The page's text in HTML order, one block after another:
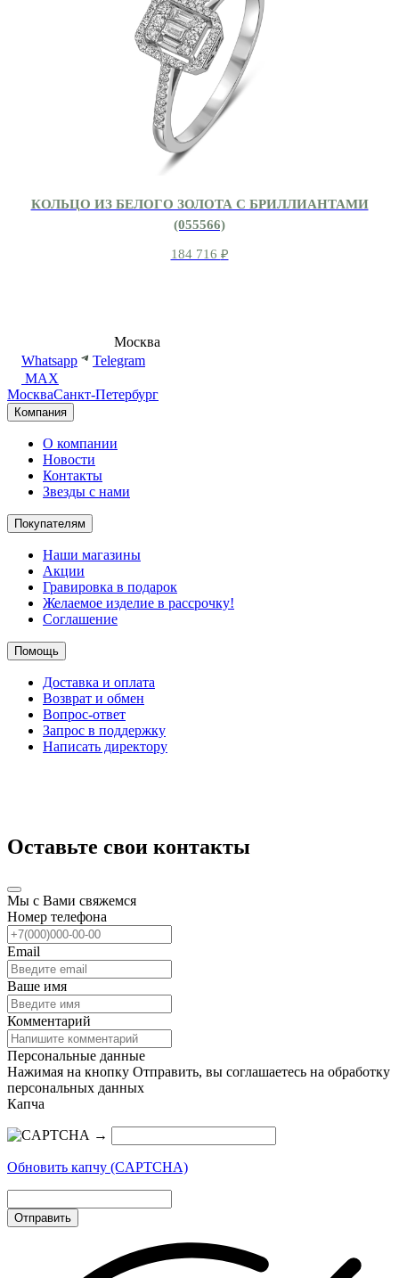
КОЛЬЦО ИЗ БЕЛОГО ЗОЛОТА С БРИЛЛИАНТАМИ
(055566)
184 716 ₽
Москва
Whatsapp
Telegram
MAX
МоскваСанкт-Петербург
Компания
О компании
Новости
Контакты
Звезды с нами
Покупателям
Наши магазины
Акции
Гравировка в подарок
Желаемое изделие в рассрочку!
Соглашение
Помощь
Доставка и оплата
Возврат и обмен
Вопрос-ответ
Запрос в поддержку
Написать директору
Оставьте свои контакты
Мы с Вами свяжемся
Номер телефона
Email
Ваше имя
Комментарий
Персональные данные
Нажимая на кнопку Отправить, вы соглашаетесь на обработку
персональных данных
Капча
→
Обновить капчу (CAPTCHA)
Отправить